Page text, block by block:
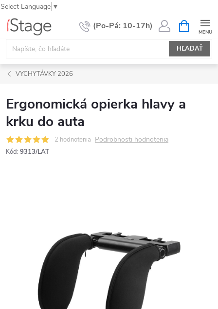
Select Language ▼
Prejsť
obsah
HĽADAŤ
KOŠÍK
VYCHYTÁVKY 2026
Ergonomická opierka hlavy a
krku do auta
2 hodnotenia Podrobnosti hodnotenia
Kód: 9313/LAT